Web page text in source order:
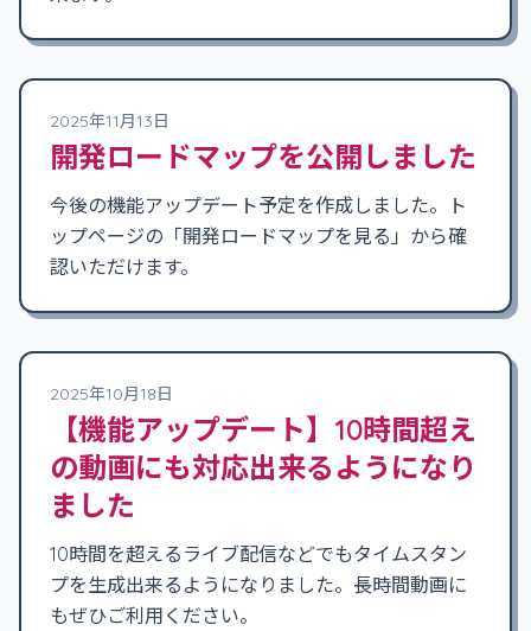
2025年11月13日
開発ロードマップを公開しました
今後の機能アップデート予定を作成しました。ト
ップページの「開発ロードマップを見る」から確
認いただけます。
2025年10月18日
【機能アップデート】10時間超え
の動画にも対応出来るようになり
ました
10時間を超えるライブ配信などでもタイムスタン
プを生成出来るようになりました。長時間動画に
もぜひご利用ください。